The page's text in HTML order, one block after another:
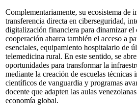
Complementariamente, su ecosistema de
transferencia directa en ciberseguridad,
digitalización financiera para dinamizar el
cooperación abarca también el acceso a
esenciales, equipamiento hospitalario de
telemedicina rural. En este sentido, se
oportunidades para transformar la
mediante la creación de escuelas técnicas
científicos de vanguardia y programas
docente que adapten las aulas
economía global.